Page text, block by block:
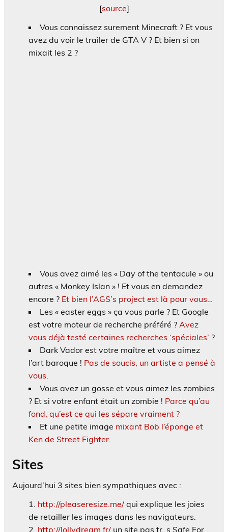
[source]
Vous connaissez surement Minecraft ? Et vous
avez du voir le trailer de GTA V ? Et bien si on
mixait les 2 ?
Vous avez aimé les « Day of the tentacule » ou
autres « Monkey Islan » ! Et vous en demandez
encore ? Et bien l’AGS’s project est là pour vous…
Les « easter eggs » ça vous parle ? Et Google
est votre moteur de recherche préféré ? Avez
vous déjà testé certaines recherches ‘spéciales’ ?
Dark Vador est votre maître et vous aimez
l’art baroque ! Pas de soucis, un artiste a pensé à
vous.
Vous avez un gosse et vous aimez les zombies
? Et si votre enfant était un zombie ! Parce qu’au
fond, qu’est ce qui les sépare vraiment ?
Et une petite image mixant Bob l’éponge et
Ken de Street Fighter.
Sites
Aujourd’hui 3 sites bien sympathiques avec :
http://pleaseresize.me/ qui explique les joies
de retailler les images dans les navigateurs.
http://lollydream.fr/ un site pas tr_s Safe For